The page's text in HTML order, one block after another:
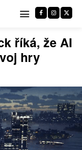
říká, že AI
hry